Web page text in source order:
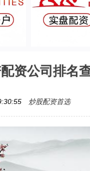
资公司排名
炒股配资首选